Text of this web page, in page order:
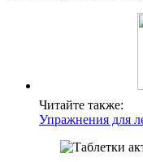
Читайте также:
Упражнения для